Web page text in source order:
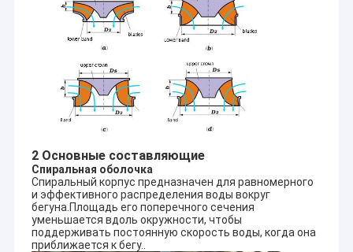
2 Основные составляющие
Спиральная оболочка
Спиральный корпус предназначен для равномерного
и эффективного распределения воды вокруг
бегуна.Площадь его поперечного сечения
уменьшается вдоль окружности, чтобы
поддерживать постоянную скорость воды, когда она
приближается к бегу..